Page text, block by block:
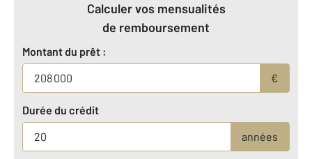
Calculer vos mensualités
de remboursement
Montant du prêt :
€
Durée du crédit
années